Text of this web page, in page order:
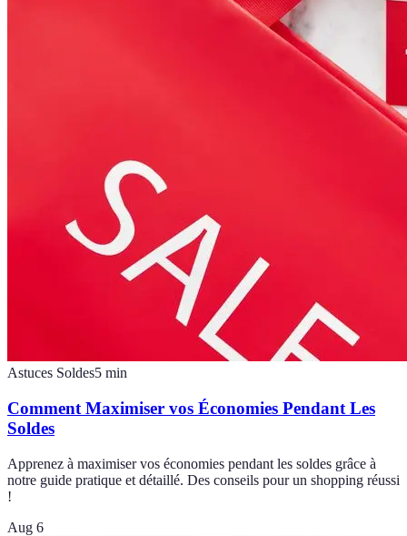
Astuces Soldes5 min
Comment Maximiser vos Économies Pendant Les
Soldes
Apprenez à maximiser vos économies pendant les soldes grâce à
notre guide pratique et détaillé. Des conseils pour un shopping réussi
!
Aug 6